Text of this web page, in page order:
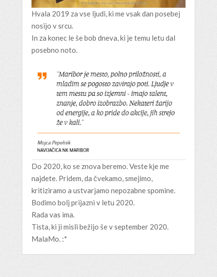
Hvala 2019 za vse ljudi, ki me vsak dan posebej
nosijo v srcu.
In za konec le še bob dneva, ki je temu letu dal
posebno noto.
Do 2020, ko se znova beremo. Veste kje me
najdete. Pridem, da čvekamo, smejimo,
kritiziramo a ustvarjamo nepozabne spomine.
Bodimo bolj prijazni v letu 2020.
Rada vas ima.
Tista, ki ji misli bežijo še v september 2020.
MalaMo. :*